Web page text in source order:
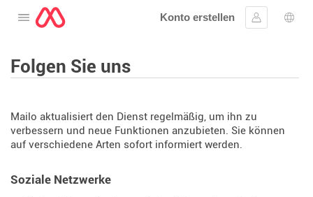
Öffnen Sie das Menü
Konto erstellen
Anmelden
Folgen Sie uns
Mailo aktualisiert den Dienst regelmäßig, um ihn zu
verbessern und neue Funktionen anzubieten. Sie können
auf verschiedene Arten sofort informiert werden.
Soziale Netzwerke